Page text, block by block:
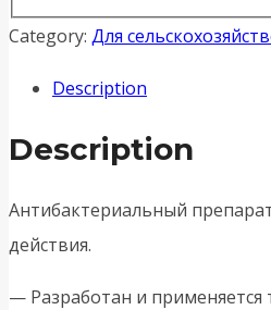
Category: Для
Description
Description
Антибактериальный
действия.
— Разработан и